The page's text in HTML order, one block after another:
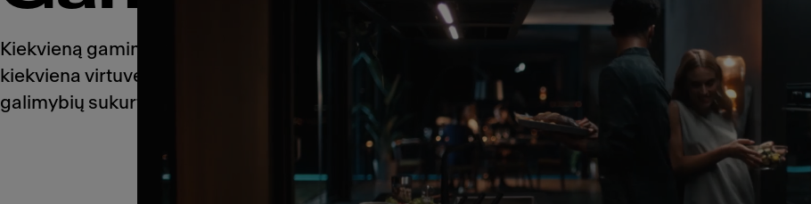
Kiekvieną gaminį kuriame taip, kad jis būtų puikus ir neprilygstamas savo našumu ir stiliumi,
kiekviena virtuvė turi savo poreikius. Todėl sukūrėme skirtingas gaminių grupes, apimančias
galimybių sukurti svajonių aplinką, kurios visuomet norėjote.